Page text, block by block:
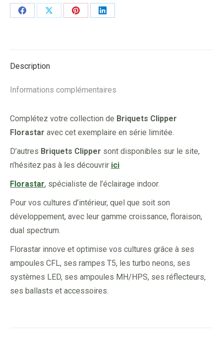
:
Florastar
Share
Share
Share
Share
Description
Informations complémentaires
Complétez votre collection de Briquets Clipper
Florastar avec cet exemplaire en série limitée.
D’autres Briquets Clipper sont disponibles sur le site,
n’hésitez pas à les découvrir ici
Florastar, spécialiste de l’éclairage indoor.
Pour vos cultures d’intérieur, quel que soit son
développement, avec leur gamme croissance, floraison,
dual spectrum.
Florastar innove et optimise vos cultures grâce à ses
ampoules CFL, ses rampes T5, les turbo neons, ses
systèmes LED, ses ampoules MH/HPS, ses réflecteurs,
ses ballasts et accessoires.